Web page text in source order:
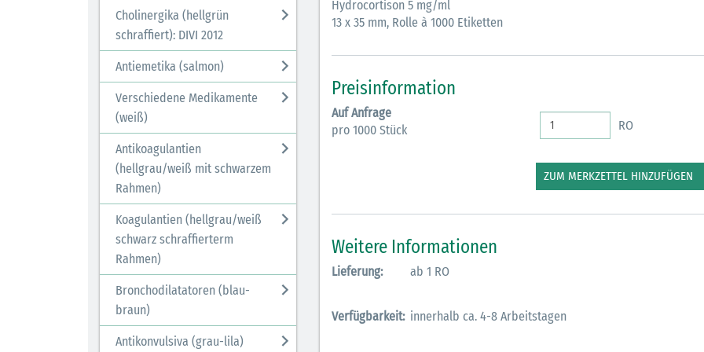
Cholinergika (hellgrün
schraffiert): DIVI 2012
Antiemetika (salmon)
Verschiedene Medikamente
(weiß)
Antikoagulantien
(hellgrau/weiß mit schwarzem
Rahmen)
Koagulantien (hellgrau/weiß
schwarz schraffierterm
Rahmen)
Bronchodilatatoren (blau-
braun)
Antikonvulsiva (grau-lila)
Hydrocortison 5 mg/ml
13 x 35 mm, Rolle à 1000 Etiketten
Preisinformation
Auf Anfrage
pro 1000 Stück
RO
ZUM MERKZETTEL HINZUFÜGEN
Weitere Informationen
Lieferung: ab 1 RO
Verfügbarkeit: innerhalb ca. 4-8 Arbeitstagen